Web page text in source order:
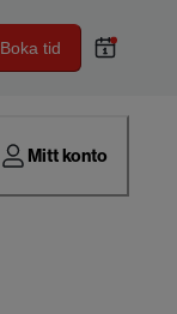
Boka tid
Mitt konto